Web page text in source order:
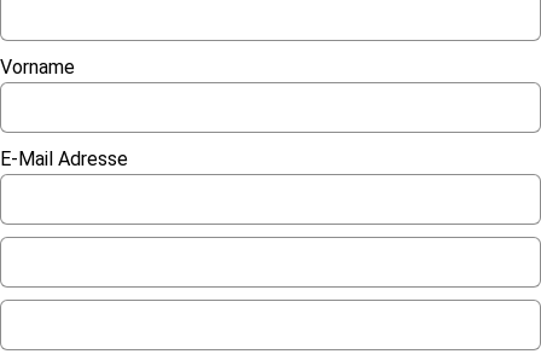
Vorname
E-Mail Adresse